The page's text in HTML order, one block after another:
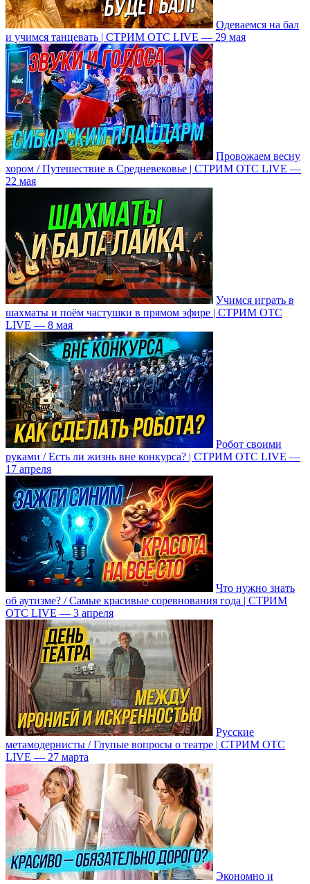
Одеваемся на бал
и учимся танцевать | СТРИМ ОТС LIVE — 29 мая
Провожаем весну
хором / Путешествие в Средневековье | СТРИМ ОТС LIVE —
22 мая
Учимся играть в
шахматы и поём частушки в прямом эфире | СТРИМ ОТС
LIVE — 8 мая
Робот своими
руками / Есть ли жизнь вне конкурса? | СТРИМ ОТС LIVE —
17 апреля
Что нужно знать
об аутизме? / Самые красивые соревнования года | СТРИМ
ОТС LIVE — 3 апреля
Русские
метамодернисты / Глупые вопросы о театре | СТРИМ ОТС
LIVE — 27 марта
Экономно и